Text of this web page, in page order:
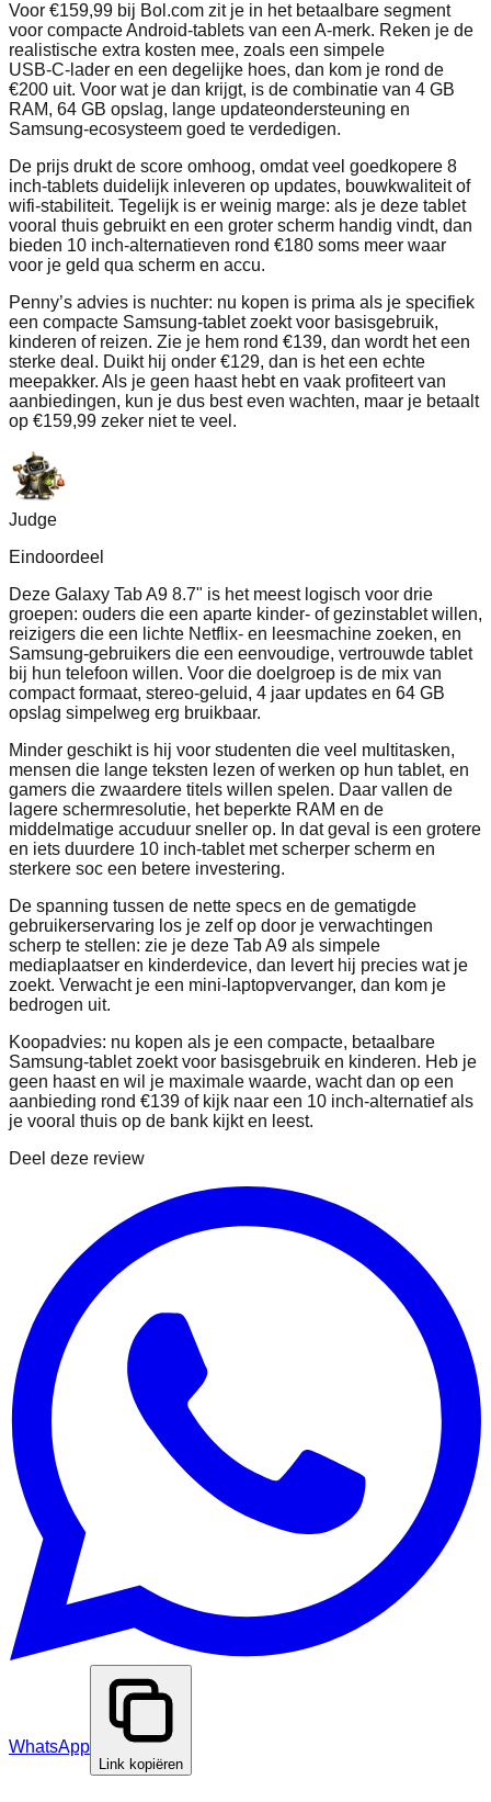
Voor €159,99 bij Bol.com zit je in het betaalbare segment
voor compacte Android‑tablets van een A‑merk. Reken je de
realistische extra kosten mee, zoals een simpele
USB‑C‑lader en een degelijke hoes, dan kom je rond de
€200 uit. Voor wat je dan krijgt, is de combinatie van 4 GB
RAM, 64 GB opslag, lange updateondersteuning en
Samsung‑ecosysteem goed te verdedigen.
De prijs drukt de score omhoog, omdat veel goedkopere 8
inch‑tablets duidelijk inleveren op updates, bouwkwaliteit of
wifi‑stabiliteit. Tegelijk is er weinig marge: als je deze tablet
vooral thuis gebruikt en een groter scherm handig vindt, dan
bieden 10 inch‑alternatieven rond €180 soms meer waar
voor je geld qua scherm en accu.
Penny’s advies is nuchter: nu kopen is prima als je specifiek
een compacte Samsung‑tablet zoekt voor basisgebruik,
kinderen of reizen. Zie je hem rond €139, dan wordt het een
sterke deal. Duikt hij onder €129, dan is het een echte
meepakker. Als je geen haast hebt en vaak profiteert van
aanbiedingen, kun je dus best even wachten, maar je betaalt
op €159,99 zeker niet te veel.
Judge
Eindoordeel
Deze Galaxy Tab A9 8.7" is het meest logisch voor drie
groepen: ouders die een aparte kinder‑ of gezinstablet willen,
reizigers die een lichte Netflix‑ en leesmachine zoeken, en
Samsung‑gebruikers die een eenvoudige, vertrouwde tablet
bij hun telefoon willen. Voor die doelgroep is de mix van
compact formaat, stereo‑geluid, 4 jaar updates en 64 GB
opslag simpelweg erg bruikbaar.
Minder geschikt is hij voor studenten die veel multitasken,
mensen die lange teksten lezen of werken op hun tablet, en
gamers die zwaardere titels willen spelen. Daar vallen de
lagere schermresolutie, het beperkte RAM en de
middelmatige accuduur sneller op. In dat geval is een grotere
en iets duurdere 10 inch‑tablet met scherper scherm en
sterkere soc een betere investering.
De spanning tussen de nette specs en de gematigde
gebruikerservaring los je zelf op door je verwachtingen
scherp te stellen: zie je deze Tab A9 als simpele
mediaplaatser en kinderdevice, dan levert hij precies wat je
zoekt. Verwacht je een mini‑laptopvervanger, dan kom je
bedrogen uit.
Koopadvies: nu kopen als je een compacte, betaalbare
Samsung‑tablet zoekt voor basisgebruik en kinderen. Heb je
geen haast en wil je maximale waarde, wacht dan op een
aanbieding rond €139 of kijk naar een 10 inch‑alternatief als
je vooral thuis op de bank kijkt en leest.
Deel deze review
WhatsApp
Link kopiëren